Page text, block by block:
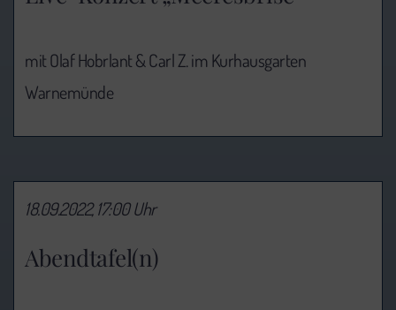
mit Olaf Hobrlant & Carl Z. im Kurhausgarten
Warnemünde
Abendtafel(n)
18.09.2022, 17:00 Uhr